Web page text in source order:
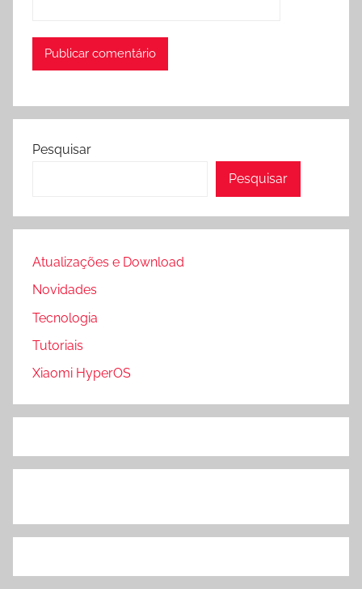
Pesquisar
Pesquisar
Atualizações e Download
Novidades
Tecnologia
Tutoriais
Xiaomi HyperOS